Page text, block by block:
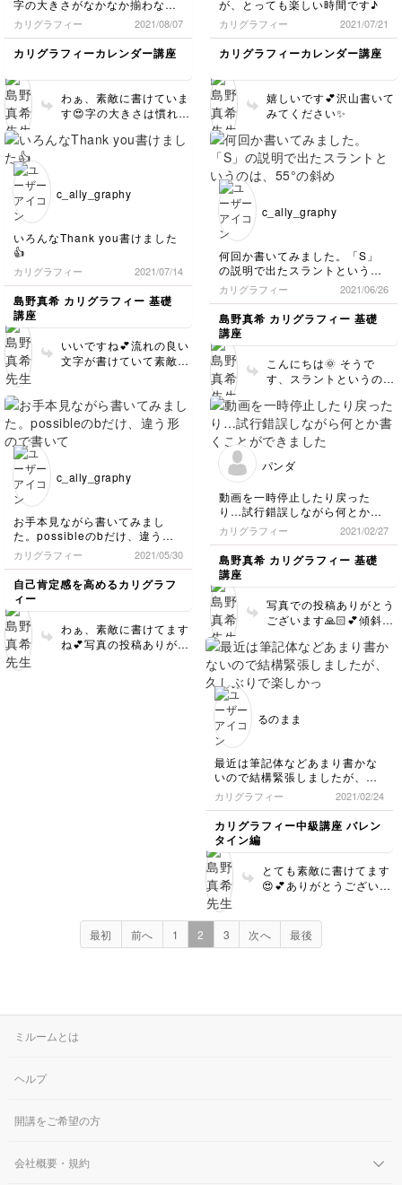
字の大きさがなかなか揃わない
です。
もっと書いてみます_φ(･_･
カリグラフィー 2021/08/07
カリグラフィーカレンダー講座
わぁ、素敵に書けていま
す😍字の大きさは慣れる
んが、あえての不揃いも
🙏🏻💕
が、とっても楽しい時間です♪
カリグラフィー 2021/07/21
カリグラフィーカレンダー講座
嬉しいです💕沢山書いて
みてください✨
c_ally_graphy
いろんなThank you書けました
👍
カリグラフィー 2021/07/14
島野真希 カリグラフィー 基礎
講座
いいですね💕流れの良い
文字が書けていて素敵で
c_ally_graphy
何回か書いてみました。「S」
の説明で出たスラントというの
は、55°の斜め線のことですよ
ね？！まだ専門用語と形が頭の
中で一致しきらないので、説明
の意味を理解するのに、一瞬タ
イムラグが脳内で発生していま
す。
カリグラフィー 2021/06/26
島野真希 カリグラフィー 基礎
講座
こんにちは🌞 そうで
す、スラントというのは
す♡わからないワードが
あればいつでもお問い合
わせください💕
c_ally_graphy
お手本見ながら書いてみまし
た。possibleのbだけ、違う形
ので書いてしまいました。
カリグラフィー 2021/05/30
自己肯定感を高めるカリグラフ
ィー
わぁ、素敵に書けてます
ね💕写真の投稿ありがと
パンダ
動画を一時停止したり戻った
り…試行錯誤しながら何とか書
くことができました。
先生の綺麗な文字に近づけるよ
う練習していきたいと思いま
す！
カリグラフィー 2021/02/27
島野真希 カリグラフィー 基礎
講座
写真での投稿ありがとう
ございます🙏🏻💕傾斜を
れるのが難しいですが少
しずつでも続けてみてく
ださい💋
るのまま
最近は筆記体などあまり書かな
いので結構緊張しましたが、久
しぶりで楽しかったです☺️
もっと上手く書けるよう、練習
しますね‼︎
カリグラフィー 2021/02/24
カリグラフィー中級講座 バレン
タイン編
とても素敵に書けてます
😍💕ありがとうございま
最初
前へ 1 2 3 次へ 最後
ミルームとは
ヘルプ
開講をご希望の方
会社概要・規約